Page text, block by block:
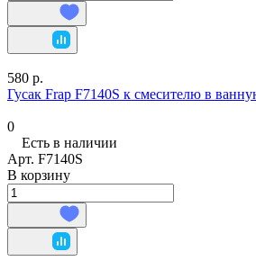
580 р.
Гусак Frap F7140S к смесителю в
0
Есть в наличии
Арт. F7140S
В корзину